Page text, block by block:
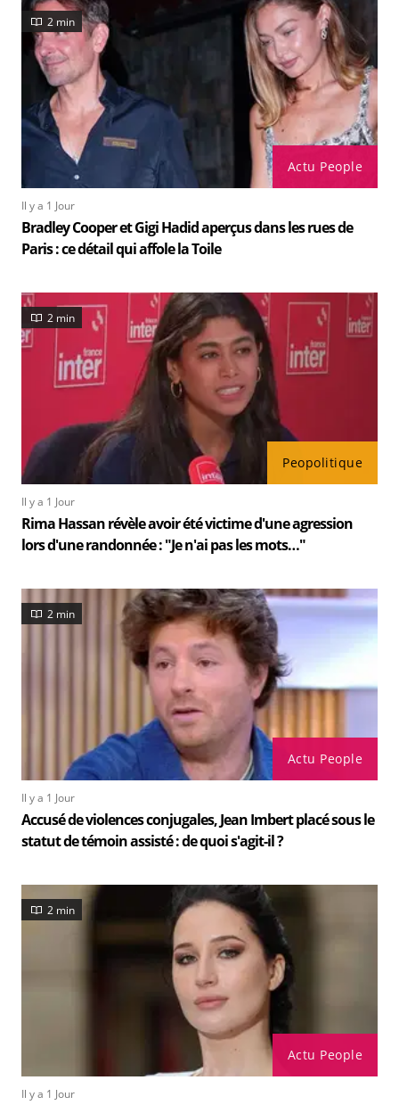
Actu People
2 min
Il y a 1 Jour
Bradley Cooper et Gigi Hadid aperçus dans les rues de
Paris : ce détail qui affole la Toile
Peopolitique
2 min
Il y a 1 Jour
Rima Hassan révèle avoir été victime d'une agression
lors d'une randonnée : "Je n'ai pas les mots…"
Actu People
2 min
Il y a 1 Jour
Accusé de violences conjugales, Jean Imbert placé sous le
statut de témoin assisté : de quoi s'agit-il ?
Actu People
2 min
Il y a 1 Jour